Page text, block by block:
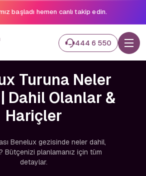
başladı hemen canlı takip edin.
444 6 550
Turuna Neler
Dahil Olanlar &
Hariçler
Benelux gezisinde neler dahil,
Bütçenizi planlamanız için tüm
detaylar.